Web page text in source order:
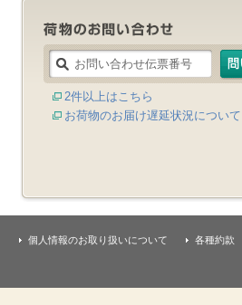
2件以上はこちら
お荷物のお届け遅延状況について
個人情報のお取り扱いについて 各種約款